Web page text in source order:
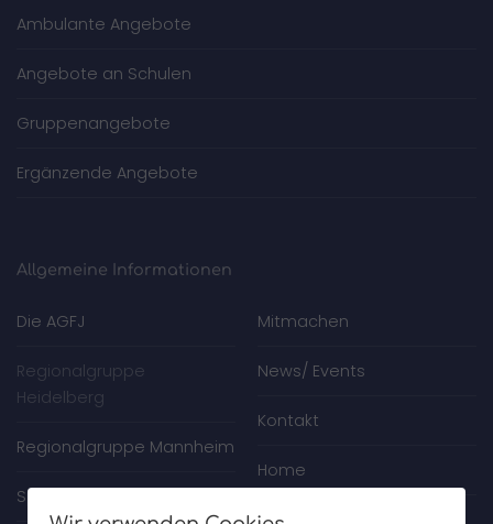
Ambulante Angebote
Angebote an Schulen
Gruppenangebote
Ergänzende Angebote
Allgemeine Informationen
Die AGFJ
Regionalgruppe
Heidelberg
Regionalgruppe Mannheim
Spenden
Mitmachen
News/ Events
Kontakt
Home